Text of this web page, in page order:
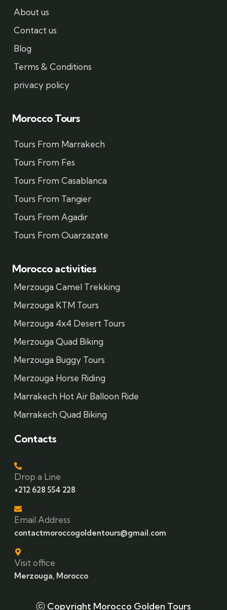
About us
Contact us
Blog
Terms & Conditions
privacy policy
Morocco Tours
Tours From Marrakech
Tours From Fes
Tours From Casablanca
Tours From Tangier
Tours From Agadir
Tours From Ouarzazate
Morocco activities
Merzouga Camel Trekking
Merzouga KTM Tours
Merzouga 4x4 Desert Tours
Merzouga Quad Biking
Merzouga Buggy Tours
Merzouga Horse Riding
Marrakech Hot Air Balloon Ride
Marrakech Quad Biking
Contacts
Drop a Line
+212 628 554 228
Email Address
contactmoroccogoldentours@gmail.com
Visit office
Merzouga, Morocco
ⓒ Copyright Morocco Golden Tours